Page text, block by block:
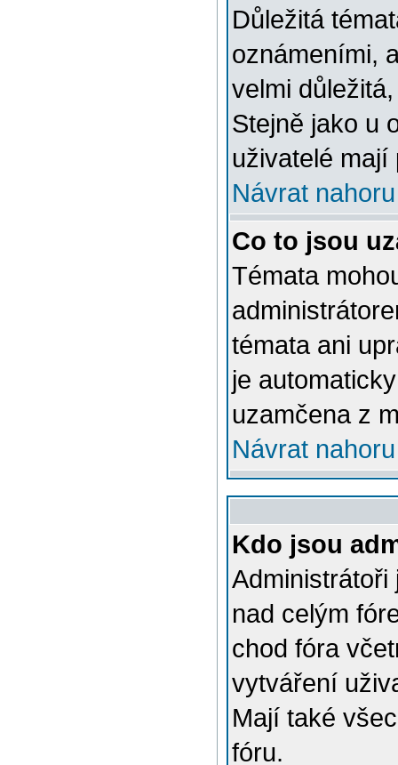
Důležitá
oznámeními,
velmi
Stejně jako u
uživatelé mají
Návrat nahoru
Co to jsou
Témata
témata ani
je
uzamčena z
Návrat nahoru
Kdo jsou
nad celým
chod fóra
vytváření
Mají také
fóru.